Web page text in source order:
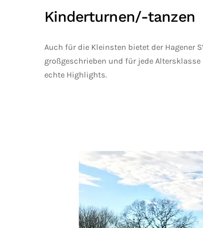
Kinderturnen/-tanzen
Auch für die Kleinsten bietet der Hagener
großgeschrieben und für jede
echte Highlights.